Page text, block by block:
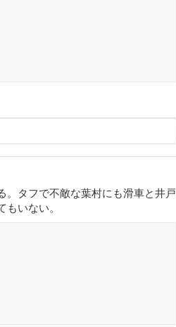
。タフで不敵な葉村にも滑車と井戸
いない。